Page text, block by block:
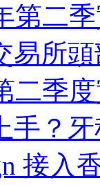
第二
易所
二季
手？
接入